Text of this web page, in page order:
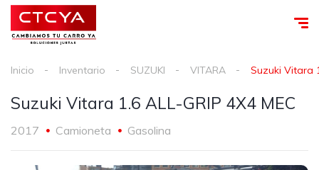
Inicio Inventario SUZUKI VITARA Suzuki Vitara
Suzuki Vitara 1.6 ALL-GRIP 4X4 MEC
2017 Camioneta Gasolina